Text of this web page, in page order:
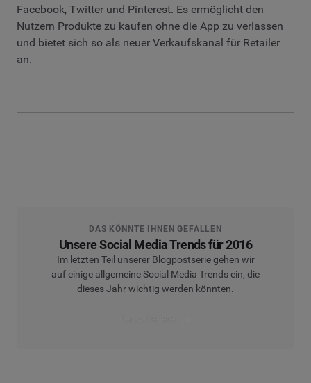
Facebook, Twitter und Pinterest. Es ermöglicht den
Nutzern Produkte zu kaufen ohne die App zu verlassen
und bietet sich so als neuer Verkaufskanal für Retailer
an.
DAS KÖNNTE IHNEN GEFALLEN
Unsere Social Media Trends für 2016
Im letzten Teil unserer Blogpostserie gehen wir
auf einige allgemeine Social Media Trends ein, die
dieses Jahr wichtig werden könnten.